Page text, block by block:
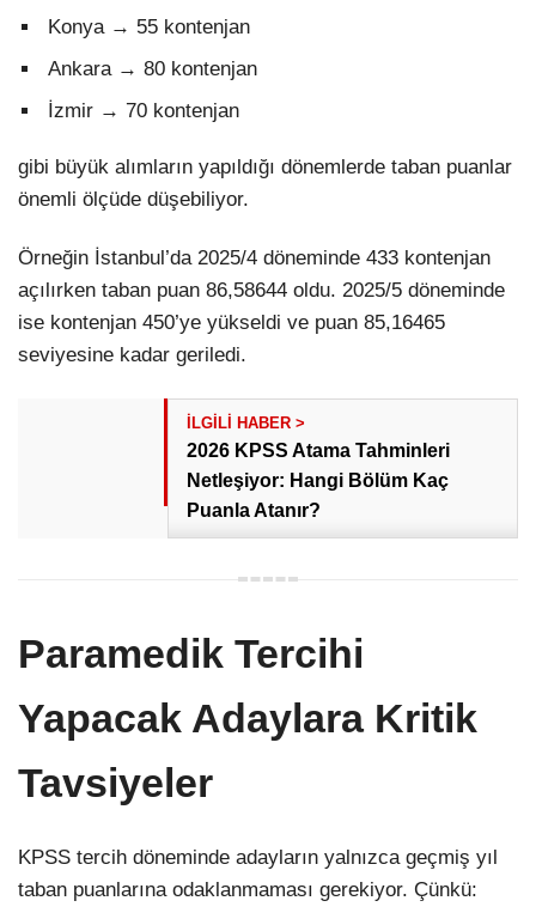
Konya → 55 kontenjan
Ankara → 80 kontenjan
İzmir → 70 kontenjan
gibi büyük alımların yapıldığı dönemlerde taban puanlar
önemli ölçüde düşebiliyor.
Örneğin İstanbul’da 2025/4 döneminde 433 kontenjan
açılırken taban puan 86,58644 oldu. 2025/5 döneminde
ise kontenjan 450’ye yükseldi ve puan 85,16465
seviyesine kadar geriledi.
2026 KPSS Atama Tahminleri
Netleşiyor: Hangi Bölüm Kaç
Puanla Atanır?
Paramedik Tercihi
Yapacak Adaylara Kritik
Tavsiyeler
KPSS tercih döneminde adayların yalnızca geçmiş yıl
taban puanlarına odaklanmaması gerekiyor. Çünkü: